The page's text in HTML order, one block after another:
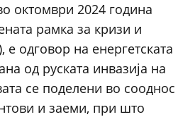
октомври 2024 година
рамка за кризи и
е одговор на енергетската
од руската инвазија на
се поделени во сооднос
и заеми, при што